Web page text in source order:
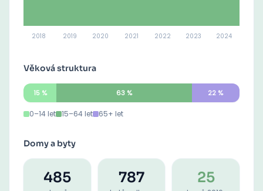
2018 2019 2020 2021 2022 2023 2024
Věková struktura
15% 63% 22 %
0–14 let 15–64 let 65+ let
Domy a byty
485 787 25